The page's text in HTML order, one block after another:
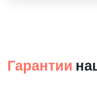
Гарантии